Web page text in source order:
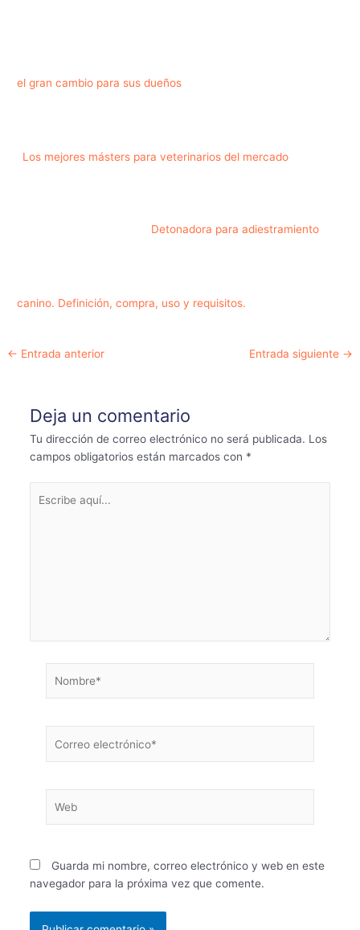
el gran cambio para sus dueños
Los mejores másters para veterinarios del mercado
Detonadora para adiestramiento
canino. Definición, compra, uso y requisitos.
Navegación
← Entrada anterior Entrada siguiente →
Deja un comentario
Tu dirección de correo electrónico no será publicada. Los
campos obligatorios están marcados con *
aquí...
electrónico*
Guarda mi nombre, correo electrónico y web en este
navegador para la próxima vez que comente.